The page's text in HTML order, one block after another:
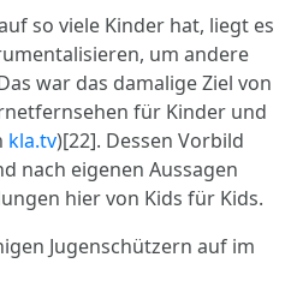
so viele Kinder hat, liegt es
um andere
war das damalige Ziel von
für Kinder und
kla.tv)[22]. Dessen Vorbild
nach eigenen Aussagen
hier von Kids für Kids.
Jugenschützern auf im